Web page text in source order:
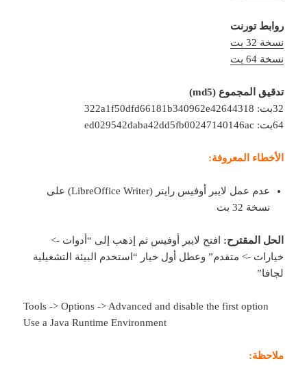
روابط تورنت
نسخة 32 بت
نسخة 64 بت
تدقيق المجموع (md5)
32بت: 322a1f50dfd66181b340962e42644318
64بت: ed029542daba42dd5fb00247140146ac
الأخطاء المعروفة:
عدم عمل لايبر أوفيس رايتر (LibreOffice Writer) على
نسخة 32 بت
الحل المقترح: افتح لايبر أوفيس ثم إذهب إلى “أدوات ->
خيارات -> متقدم” وعطل أول خيار “استخدم البيئة التشغيلية
لجافا”
Tools -> Options -> Advanced and disable the first option
Use a Java Runtime Environment
ملاحظة: